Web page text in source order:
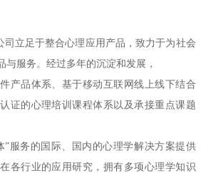
司立足于整合心理应用产品，致力于为社会
与服务。经过多年的沉淀和发展，
产品体系、基于移动互联网线上线下结合
证的心理培训课程体系以及承接重点课题
”服务的国际、国内的心理学解决方案提供
各行业的应用研究，拥有多项心理学知识